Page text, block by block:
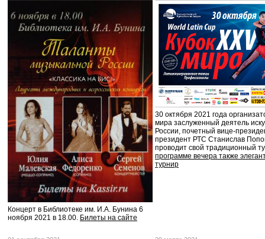
Концерт в Библиотеке им. И.А. Бунина 6
ноября 2021 в 18.00. Билеты на сайте
30 октября 2021 года
мира заслуженный деятель
России, почетный вице-
президент РТС Станислав
проводит свой традиционный
программе вечера также
турнир